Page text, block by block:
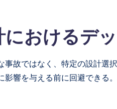
おけるデ
事故ではなく、特定の設計選
影響を与える前に回避できる